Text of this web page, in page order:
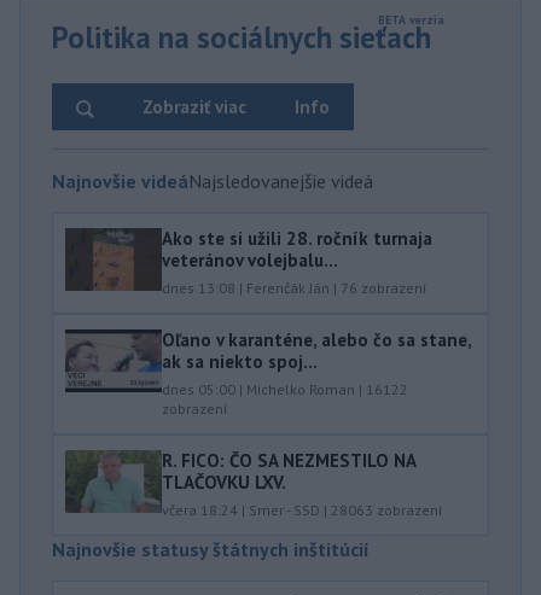
Politika na sociálnych sieťach
Info
Zobraziť viac
Najnovšie videáNajsledovanejšie videá
Ako ste si užili 28. ročník turnaja
veteránov volejbalu...
dnes 13:08 | Ferenčák Ján | 76 zobrazení
Oľano v karanténe, alebo čo sa stane,
ak sa niekto spoj...
dnes 05:00 | Michelko Roman | 16122
zobrazení
R. FICO: ČO SA NEZMESTILO NA
TLAČOVKU LXV.
včera 18:24 | Smer - SSD | 28063 zobrazení
Najnovšie statusy štátnych inštitúcií